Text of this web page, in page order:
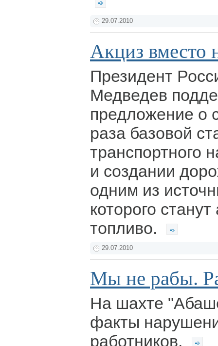
29.07.2010
Акциз вместо
Президент
Медведев
предложение о
раза базовой
транспортного
и создании
одним из
которого
топливо.
29.07.2010
Мы не рабы.
На шахте
факты
работников.